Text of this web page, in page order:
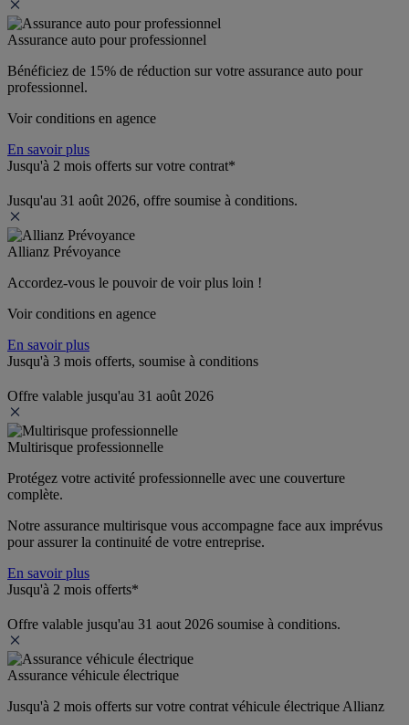
Assurance auto pour professionnel
Bénéficiez de 15% de réduction sur votre assurance auto pour
professionnel.
Voir conditions en agence
En savoir plus
Jusqu'à 2 mois offerts sur votre contrat*
Jusqu'au 31 août 2026, offre soumise à conditions.
Allianz Prévoyance
Accordez-vous le pouvoir de voir plus loin !
Voir conditions en agence
En savoir plus
Jusqu'à 3 mois offerts, soumise à conditions
Offre valable jusqu'au 31 août 2026
Multirisque professionnelle
Protégez votre activité professionnelle avec une couverture
complète.
Notre assurance multirisque vous accompagne face aux imprévus
pour assurer la continuité de votre entreprise.
En savoir plus
Jusqu'à 2 mois offerts*
Offre valable jusqu'au 31 aout 2026 soumise à conditions.
Assurance véhicule électrique
Jusqu'à 2 mois offerts sur votre contrat véhicule électrique Allianz